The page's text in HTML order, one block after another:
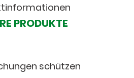
PRODUKTE
schützen